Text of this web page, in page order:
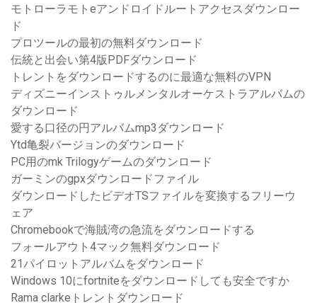
モトローラモトeアンドロイドルートアクセスダウンロー
ド
プロツールの最初の無料ダウンロード
伝統と出会い第4版PDFダウンロード
トレントをダウンロードするのに最適な無料のVPN
ディズニーインストゥルメンタルオーケストラアルバムの
ダウンロード
愛する口径の円アルバムmp3ダウンロード
Ytd亀裂バージョンのダウンロード
PC用のmk Trilogyゲームのダウンロード
ガーミンのgpxダウンロードファイル
ダウンロードしたビデオTSファイルを変換するフリーウ
ェア
Chromebookで海賊湾の急流をダウンロードする
フォールアウト4マック無料ダウンロード
21パイロットアルバムをダウンロード
Windows 10にfortniteをダウンロードしても安全ですか
Rama clarkeトレントダウンロード